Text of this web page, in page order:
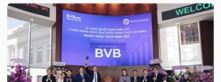
BẤT
ĐỘNG
SẢN